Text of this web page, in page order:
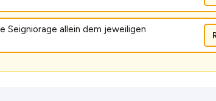
Seigniorage allein dem jeweiligen